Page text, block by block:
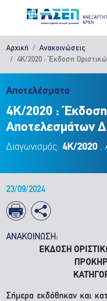
Αρχική
Ανακοινώσεις
4Κ/2020 : Έκδοση
Αποτελέσματα
4Κ/2020 : Έκδοση
Αποτελεσμάτων
Διαγωνισμός: 4Κ/2020 ,
23/09/2024
ΑΝΑΚΟΙΝΩΣΗ:
ΕΚΔΟΣΗ
Σήμερα εκδόθηκαν και